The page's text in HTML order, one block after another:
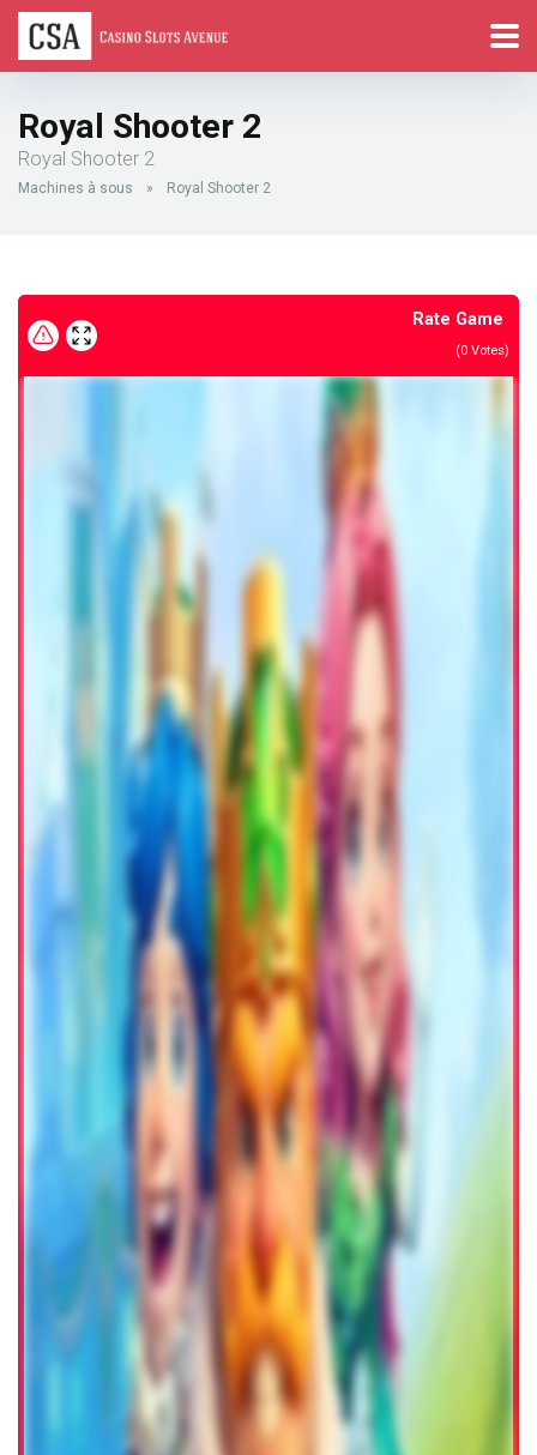
Royal Shooter 2
Royal Shooter 2
Machines à sous » Royal Shooter 2
Rate Game
(0 Votes)